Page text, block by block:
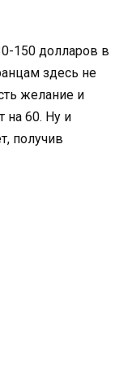
150 долларов в
здесь не
желание и
на 60. Ну и
получив